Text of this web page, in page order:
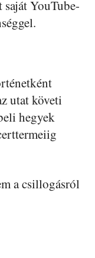
YouTube-
utat követi
hegyek
a csillogásról